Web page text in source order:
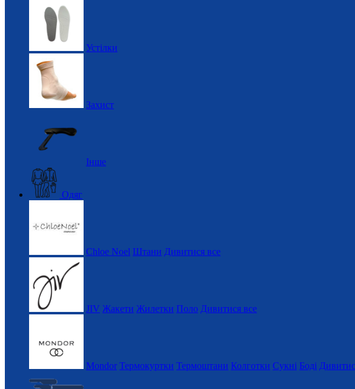
Устілки
Захист
Інше
Одяг
Chloe Noel Штани Дивитися все
JIV Жакети Жилетки Поло Дивитися все
Mondor Термокуртки Термоштани Колготки Сукні Боді